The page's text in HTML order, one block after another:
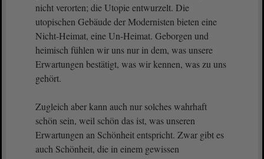
nicht verorten; die Utopie entwurzelt. Die
utopischen Gebäude der Modernisten bieten eine
Nicht-Heimat, eine Un-Heimat. Geborgen und
heimisch fühlen wir uns nur in dem, was unsere
Erwartungen bestätigt, was wir kennen, was zu uns
gehört.
Zugleich aber kann auch nur solches wahrhaft
schön sein, weil schön das ist, was unseren
Erwartungen an Schönheit entspricht. Zwar gibt es
auch Schönheit, die in einem gewissen